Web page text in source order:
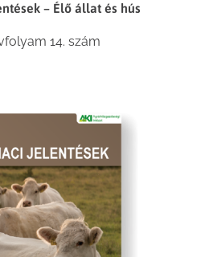
– Élő állat és hús
14. szám